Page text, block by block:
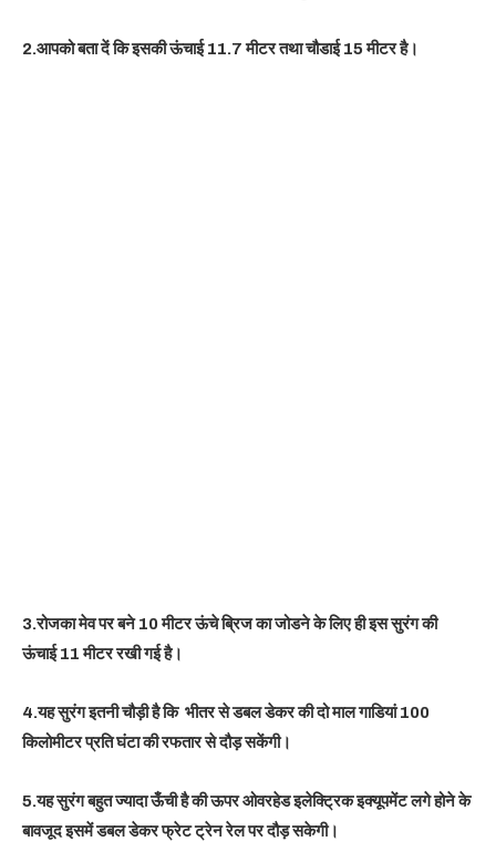
2.आपको बता दें कि इसकी ऊंचाई 11.7 मीटर तथा चौडाई 15 मीटर है।
3.रोजका मेव पर बने 10 मीटर ऊंचे ब्रिज का जोडने के लिए ही इस सुरंग की
ऊंचाई 11 मीटर रखी गई है।
4.यह सुरंग इतनी चौड़ी है कि भीतर से डबल डेकर की दो माल गाडियां 100
किलोमीटर प्रति घंटा की रफतार से दौड़ सकेंगी।
5.यह सुरंग बहुत ज्यादा ऊँची है की ऊपर ओवरहेड इलेक्ट्रिक इक्यूपमेंट लगे होने के
बावजूद इसमें डबल डेकर फ्रेट ट्रेन रेल पर दौड़ सकेगी।